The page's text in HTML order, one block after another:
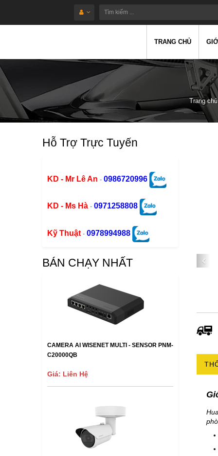
TRANG CHỦ
Trang chủ
Hỗ Trợ Trực Tuyến
KD - Mr Lê An - 0986720996
KD - Ms Hà - 0971258808
Kỹ Thuật - 0978994988
BÁN CHẠY NHẤT
CAMERA AI WISENET MULTI - SENSOR PNM-
C20000QB
Giá: Liên Hệ